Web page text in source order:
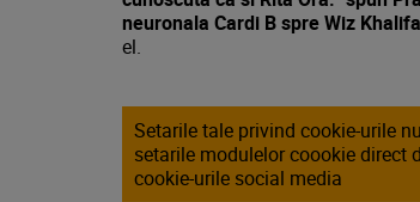
neuronala Cardi B spre Wiz
el.
Setarile tale privind cookie-urile
setarile modulelor coookie direct
cookie-urile social media